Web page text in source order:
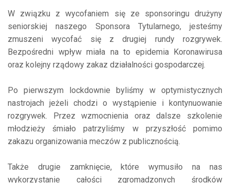
W związku z wycofaniem się ze sponsoringu drużyny
seniorskiej naszego Sponsora Tytularnego, jesteśmy
zmuszeni wycofać się z drugiej rundy rozgrywek.
Bezpośredni wpływ miała na to epidemia Koronawirusa
oraz kolejny rządowy zakaz działalności gospodarczej.
Po pierwszym lockdownie byliśmy w optymistycznych
nastrojach jeżeli chodzi o wystąpienie i kontynuowanie
rozgrywek. Przez wzmocnienia oraz dalsze szkolenie
młodzieży śmiało patrzyliśmy w przyszłość pomimo
zakazu organizowania meczów z publicznością.
Także drugie zamknięcie, które wymusiło na nas
wykorzystanie całości zgromadzonych środków